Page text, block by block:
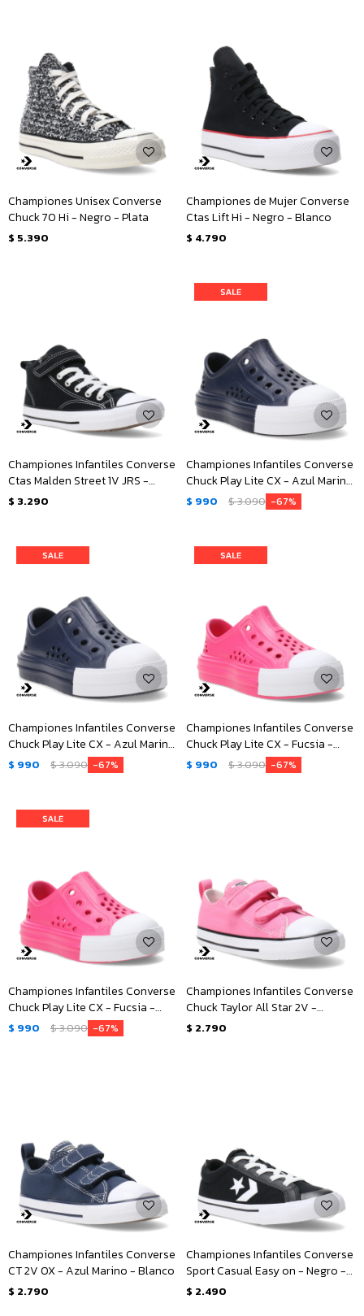
Championes Unisex Converse
Chuck 70 Hi - Negro - Plata
$ 5.390
Championes de Mujer Converse
Ctas Lift Hi - Negro - Blanco
$ 4.790
Championes Infantiles Converse
Ctas Malden Street 1V JRS -
Negro - Blanco
$ 3.290
Championes Infantiles Converse
Chuck Play Lite CX - Azul Marino
- Blanco
$ 990 $3.090 67
Championes Infantiles Converse
Chuck Play Lite CX - Azul Marino
- Blanco
$ 990 $3.090 67
Championes Infantiles Converse
Chuck Play Lite CX - Fucsia -
Blanco
$ 990 $3.090 67
Championes Infantiles Converse
Chuck Play Lite CX - Fucsia -
Blanco
$ 990 $3.090 67
Championes Infantiles Converse
Chuck Taylor All Star 2V -
Rosado - Blanco
$ 2.790
Championes Infantiles Converse
CT 2V OX - Azul Marino - Blanco
$ 2.790
Championes Infantiles Converse
Sport Casual Easy on - Negro -
Blanco
$ 2.490